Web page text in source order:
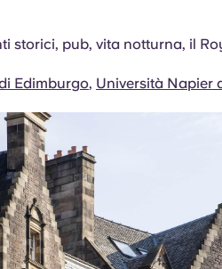
storici, pub, vita notturna, il
Edimburgo, Università Napier